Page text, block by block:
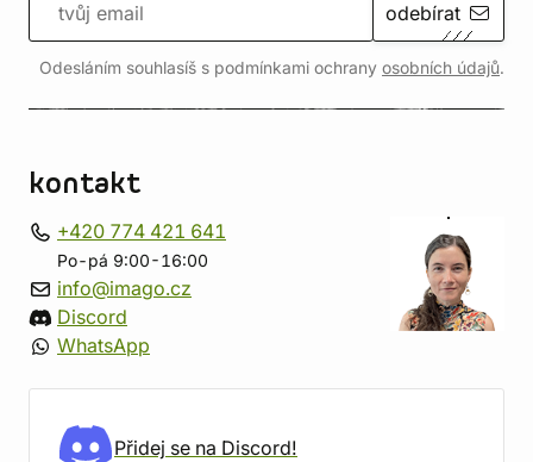
odebírat
Odesláním souhlasíš s podmínkami ochrany osobních údajů.
kontakt
+420 774 421 641
Po-pá 9:00-16:00
info@imago.cz
Discord
WhatsApp
Přidej se na Discord!